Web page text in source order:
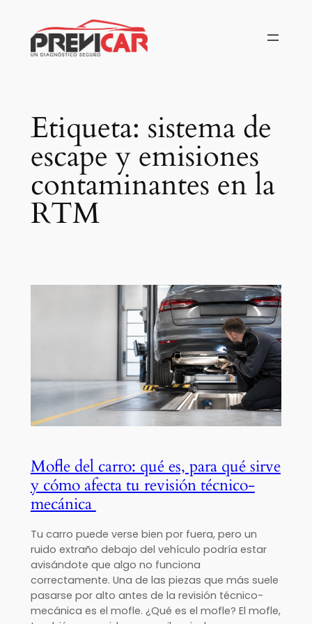
contenido
Etiqueta: sistema de
escape y emisiones
contaminantes en la
RTM
Mofle del carro: qué es, para qué sirve
y cómo afecta tu revisión técnico-
mecánica
Tu carro puede verse bien por fuera, pero un
ruido extraño debajo del vehículo podría estar
avisándote que algo no funciona
correctamente. Una de las piezas que más suele
pasarse por alto antes de la revisión técnico-
mecánica es el mofle. ¿Qué es el mofle? El mofle,